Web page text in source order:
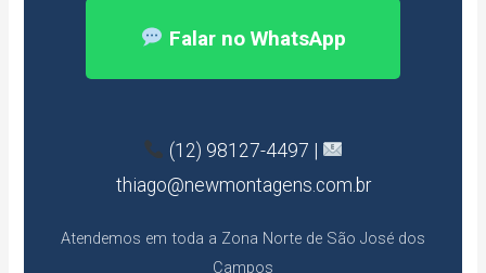
Falar no WhatsApp
(12) 98127-4497 |
thiago@newmontagens.com.br
Atendemos em toda a Zona Norte de São José dos
Campos